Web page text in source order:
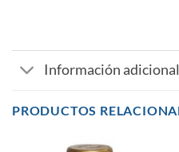
Información adicional
PRODUCTOS